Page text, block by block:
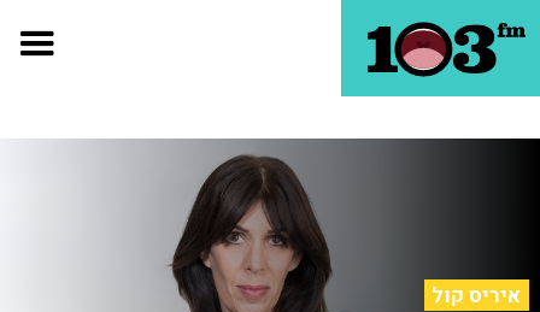
איריס קול